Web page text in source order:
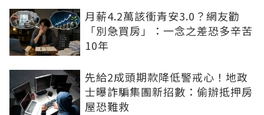
月薪4.2萬該衝青安3.0？網友勸
「別急買房」：一念之差恐多辛苦
10年
先給2成頭期款降低警戒心！地政
士曝詐騙集團新招數：偷辦抵押房
屋恐難救